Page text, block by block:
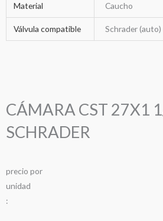
Material Caucho
Válvula compatible Schrader (auto)
CÁMARA CST 27X1
SCHRADER
precio por
unidad
: